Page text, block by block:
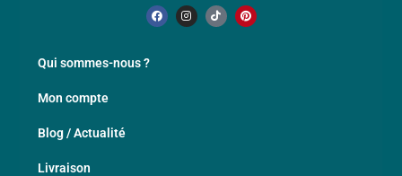
Qui sommes-nous ?
Mon compte
Blog / Actualité
Livraison